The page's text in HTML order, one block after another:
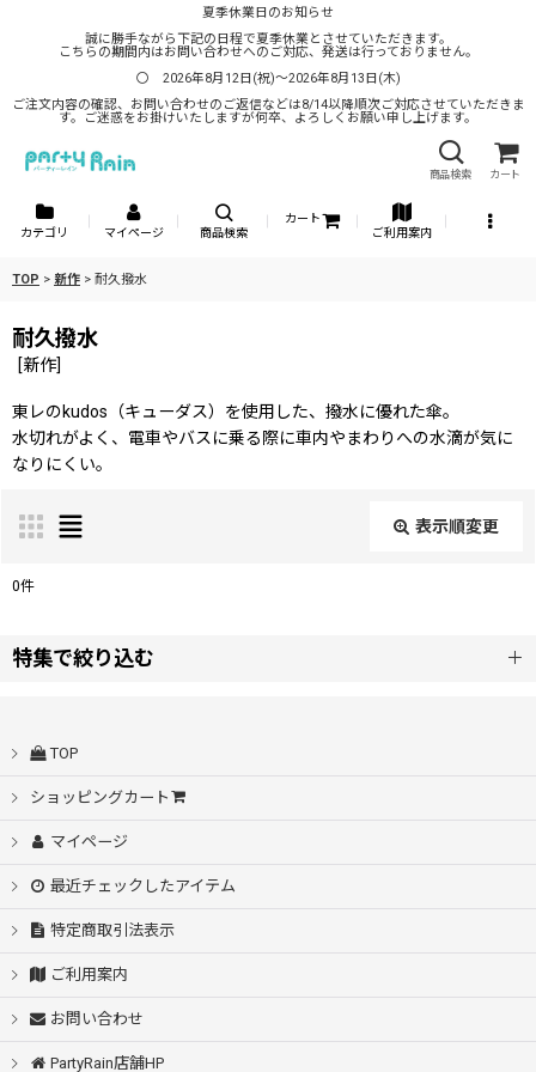
夏季休業日のお知らせ
誠に勝手ながら下記の日程で夏季休業とさせていただきます。
こちらの期間内はお問い合わせへのご対応、発送は行っておりません。
〇 2026年8月12日(祝)～2026年8月13日(木)
ご注文内容の確認、お問い合わせのご返信などは8/14以降順次ご対応させていただきま
す。ご迷惑をお掛けいたしますが何卒、よろしくお願い申し上げます。
商品検索 カート
カテゴリ マイページ 商品検索
カート
ご利用案内
TOP > 新作 > 耐久撥水
耐久撥水
[新作]
東レのkudos（キューダス）を使用した、撥水に優れた傘。
水切れがよく、電車やバスに乗る際に車内やまわりへの水滴が気に
なりにくい。
表示順変更
0件
特集で絞り込む
耐風設計
耐久撥水
TOP
ショッピングカート
マイページ
最近チェックしたアイテム
特定商取引法表示
ご利用案内
お問い合わせ
PartyRain店舗HP